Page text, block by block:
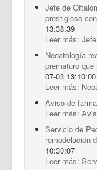
Jefe de
prestigioso
13:38:39
Leer más:
Neoatología
prematuro
07-03 13:10:00
Leer más:
Aviso de
Leer más:
Servicio de
remodelación
10:30:07
Leer más: